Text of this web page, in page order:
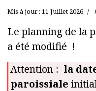
Mis à jour : 11 Juillet 2026
Le planning de la
a été modifié !
Attention : la
paroissiale